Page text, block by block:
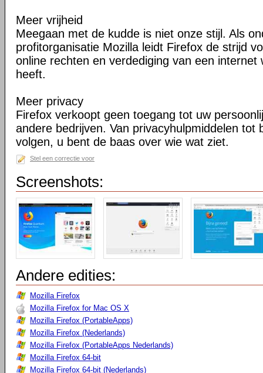
Meer vrijheid
Meegaan met de kudde is niet onze stijl. Als
profitorganisatie Mozilla leidt Firefox de strijd
online rechten en verdediging van een internet
heeft.
Meer privacy
Firefox verkoopt geen toegang tot uw
andere bedrijven. Van privacyhulpmiddelen tot
volgen, u bent de baas over wie wat ziet.
Stel een correctie voor
Screenshots:
Andere edities:
Mozilla Firefox
Mozilla Firefox for Mac OS X
Mozilla Firefox (PortableApps)
Mozilla Firefox (Nederlands)
Mozilla Firefox (PortableApps Nederlands)
Mozilla Firefox 64-bit
Mozilla Firefox 64-bit (Nederlands)